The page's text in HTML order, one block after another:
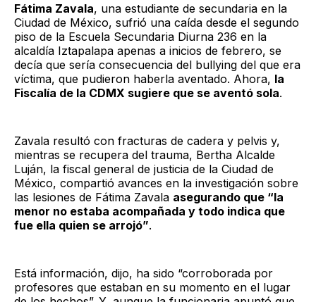
Fátima Zavala, una estudiante de secundaria en la
Ciudad de México, sufrió una caída desde el segundo
piso de la Escuela Secundaria Diurna 236 en la
alcaldía Iztapalapa apenas a inicios de febrero, se
decía que sería consecuencia del bullying del que era
víctima, que pudieron haberla aventado. Ahora, la
Fiscalía de la CDMX sugiere que se aventó sola.
Zavala resultó con fracturas de cadera y pelvis y,
mientras se recupera del trauma, Bertha Alcalde
Luján, la fiscal general de justicia de la Ciudad de
México, compartió avances en la investigación sobre
las lesiones de Fátima Zavala asegurando que “la
menor no estaba acompañada y todo indica que
fue ella quien se arrojó”.
Está información, dijo, ha sido “corroborada por
profesores que estaban en su momento en el lugar